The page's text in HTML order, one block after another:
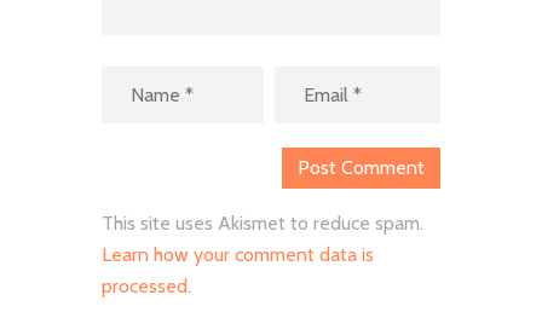
This site uses Akismet to reduce spam.
Learn how your comment data is
processed.